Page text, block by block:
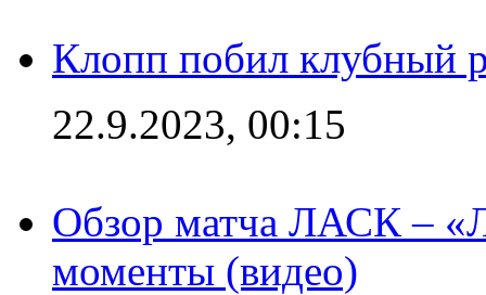
Клопп побил клубный
22.9.2023, 00:15
Обзор матча ЛАСК –
моменты (видео)